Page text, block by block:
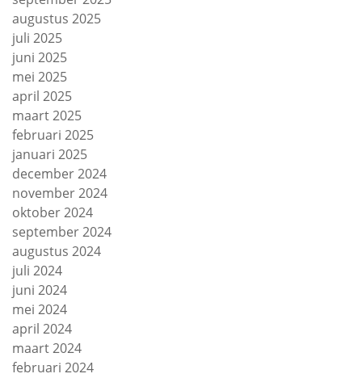
augustus 2025
juli 2025
juni 2025
mei 2025
april 2025
maart 2025
februari 2025
januari 2025
december 2024
november 2024
oktober 2024
september 2024
augustus 2024
juli 2024
juni 2024
mei 2024
april 2024
maart 2024
februari 2024